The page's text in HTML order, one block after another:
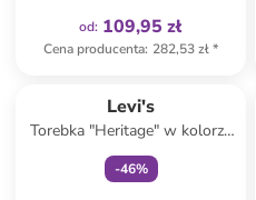
od: 109,95 zł
Cena producenta: 282,53 zł*
Levi's
Torebka "Heritage" w kolorze
granatowym - 36 x 40,3 x 16
cm - 23 l
-46%